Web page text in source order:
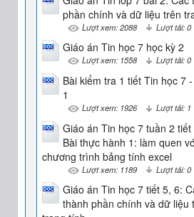
phần chính và dữ liệu trên
Lượt xem: 2088 Lượt tải: 0
Giáo án Tin học 7 học kỳ 2
Lượt xem: 1558 Lượt tải: 0
Bài kiểm tra 1 tiết Tin học 7
1
Lượt xem: 1926 Lượt tải: 1
Giáo án Tin học 7 tuần 2 tiết
Bài thực hành 1: làm quen
chương trình bảng tính excel
Lượt xem: 1189 Lượt tải: 0
Giáo án Tin học 7 tiết 5, 6:
thành phần chính và dữ liệu